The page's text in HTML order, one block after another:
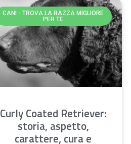
CANI - TROVA LA RAZZA MIGLIORE
PER TE
Curly Coated Retriever:
storia, aspetto,
carattere, cura e